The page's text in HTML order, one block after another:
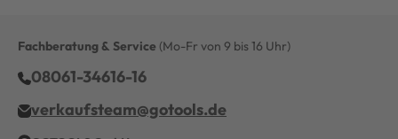
Fachberatung & Service (Mo-Fr von 9 bis 16 Uhr)
08061-34616-16
verkaufsteam@gotools.de